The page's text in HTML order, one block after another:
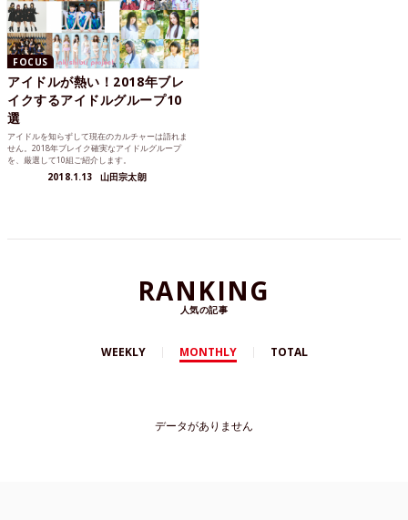
FOCUS
アイドルが熱い！2018年ブレ
イクするアイドルグループ10
選
アイドルを知らずして現在のカルチャーは語れま
せん。2018年ブレイク確実なアイドルグループ
を、厳選して10組ご紹介します。
2018.1.13 山田宗太朗
RANKING
人気の記事
WEEKLY MONTHLY TOTAL
データがありません